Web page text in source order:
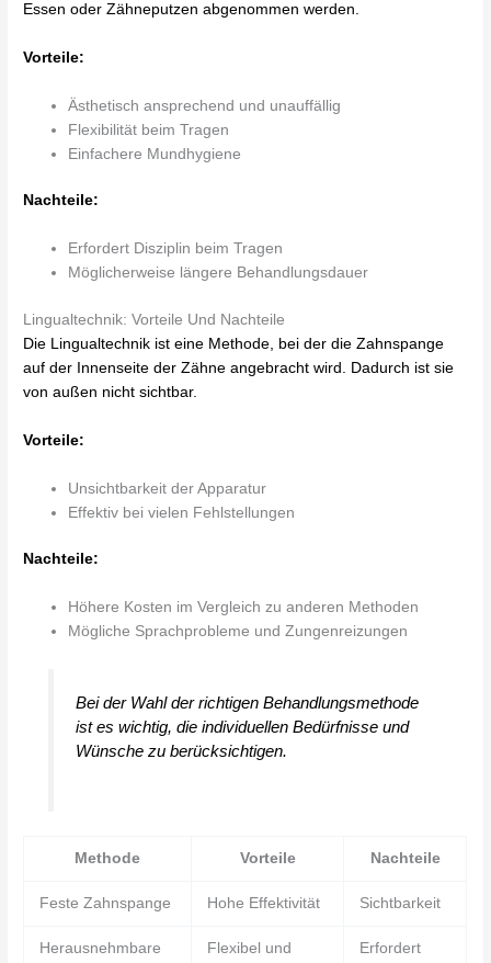
Essen oder Zähneputzen abgenommen werden.
Vorteile:
Ästhetisch ansprechend und unauffällig
Flexibilität beim Tragen
Einfachere Mundhygiene
Nachteile:
Erfordert Disziplin beim Tragen
Möglicherweise längere Behandlungsdauer
Lingualtechnik: Vorteile Und Nachteile
Die Lingualtechnik ist eine Methode, bei der die Zahnspange
auf der Innenseite der Zähne angebracht wird. Dadurch ist sie
von außen nicht sichtbar.
Vorteile:
Unsichtbarkeit der Apparatur
Effektiv bei vielen Fehlstellungen
Nachteile:
Höhere Kosten im Vergleich zu anderen Methoden
Mögliche Sprachprobleme und Zungenreizungen
Bei der Wahl der richtigen Behandlungsmethode
ist es wichtig, die individuellen Bedürfnisse und
Wünsche zu berücksichtigen.
Methode Vorteile Nachteile
Feste Zahnspange Hohe Effektivität Sichtbarkeit
Herausnehmbare
Flexibel und
Erfordert